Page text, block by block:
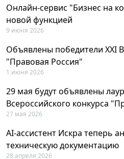
Онлайн-сервис "Бизнес на
новой функцией
9 июня 2026
Объявлены победители XXI
"Правовая Россия"
1 июня 2026
29 мая будут объявлены
Всероссийского конкурса
27 мая 2026
AI-ассистент Искра теперь
техническую документацию
28 апреля 2026